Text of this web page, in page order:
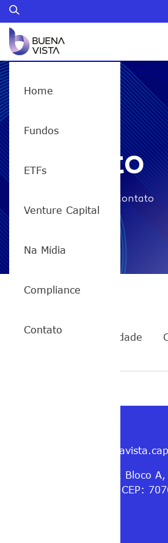
Home
Fundos
ETFs
Venture Capital
Na Mídia
Compliance
Contato
SPYI11
Contato
SPYI11 – Contato
SPYI11 Rentabilidade
E-mail:
Endereço: SHN Qd. 01 Bloco
Quartier Brasília – DF, CEP: